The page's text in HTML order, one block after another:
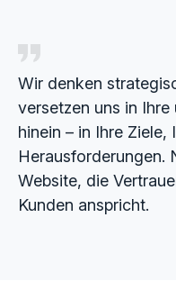
Wir denken
versetzen uns in
hinein – in Ihre Ziele,
Herausforderungen.
Website, die
Kunden anspricht.